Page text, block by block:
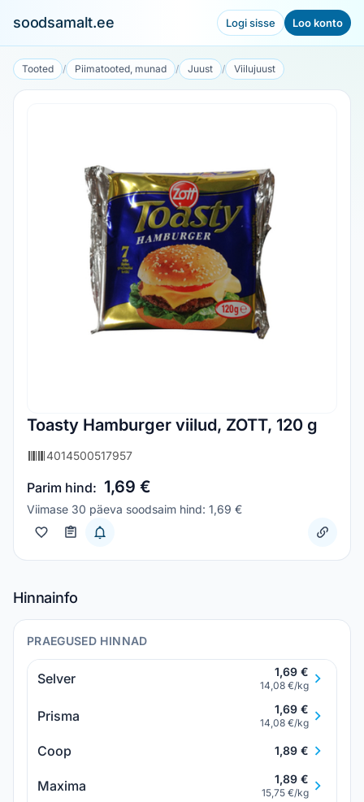
soodsamalt.ee Logi sisse Loo konto
Tooted / Piimatooted, munad / Juust / Viilujuust
Toasty Hamburger viilud, ZOTT, 120 g
4014500517957
Parim hind: 1,69 €
Viimase 30 päeva soodsaim hind: 1,69 €
Hinnainfo
PRAEGUSED HINNAD
Selver 1,69 €
14,08 €/kg
Prisma 1,69 €
14,08 €/kg
Coop 1,89 €
Maxima 1,89 €
15,75 €/kg